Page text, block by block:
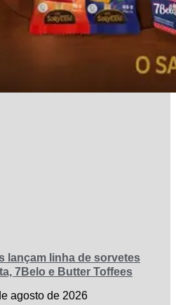
lançam linha de sorvetes
7Belo e Butter Toffees
agosto de 2026